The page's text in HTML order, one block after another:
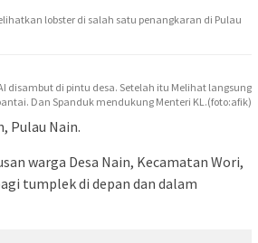
lobster di salah satu penangkaran di Pulau
disambut di pintu desa. Setelah itu Melihat langsung
Dan Spanduk mendukung Menteri KL.(foto:afik)
Pulau Nain.
warga Desa Nain, Kecamatan Wori,
tumplek di depan dan dalam